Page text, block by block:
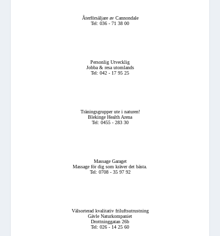
Återförsäljare av Cannondale
Tel: 036 - 71 38 00
Personlig Utvecklig
Jobba & resa utomlands
Tel: 042 - 17 95 25
Träningsgrupper ute i naturen!
Blekinge Health Arena
Tel: 0455 - 283 30
Massage Garaget
Massage för dig som kräver det bästa.
Tel: 0708 - 35 97 92
Välsorterad kvalitativ friluftsutrustning
Gävle Naturkompaniet
Drottninggatan 26b
Tel: 026 - 14 25 60